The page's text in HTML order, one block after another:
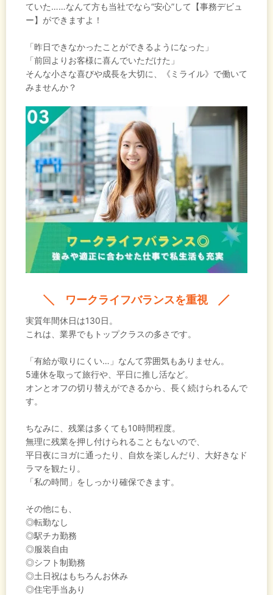
ていた……なんて方も当社でなら“安心”して【事務デビュ
ー】ができますよ！
「昨日できなかったことができるようになった」
「前回よりお客様に喜んでいただけた」
そんな小さな喜びや成長を大切に、《ミライル》で働いて
みませんか？
ワークライフバランスを重視
実質年間休日は130日。
これは、業界でもトップクラスの多さです。
「有給が取りにくい…」なんて雰囲気もありません。
5連休を取って旅行や、平日に推し活など。
オンとオフの切り替えができるから、長く続けられるんで
す。
ちなみに、残業は多くても10時間程度。
無理に残業を押し付けられることもないので、
平日夜にヨガに通ったり、自炊を楽しんだり、大好きなド
ラマを観たり。
「私の時間」をしっかり確保できます。
その他にも、
◎転勤なし
◎駅チカ勤務
◎服装自由
◎シフト制勤務
◎土日祝はもちろんお休み
◎住宅手当あり